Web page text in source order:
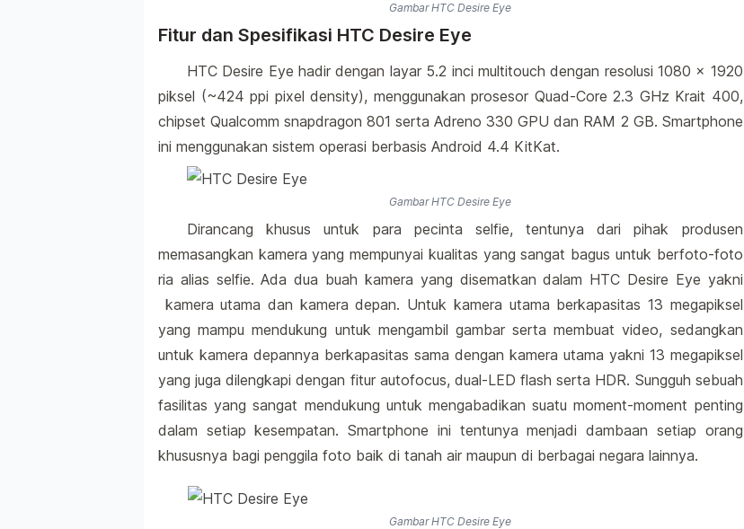
Gambar HTC Desire Eye
Fitur dan Spesifikasi HTC Desire Eye
HTC Desire Eye hadir dengan layar 5.2 inci multitouch dengan resolusi 1080 x 1920
piksel (~424 ppi pixel density), menggunakan prosesor Quad-Core 2.3 GHz Krait 400,
chipset Qualcomm snapdragon 801 serta Adreno 330 GPU dan RAM 2 GB. Smartphone
ini menggunakan sistem operasi berbasis Android 4.4 KitKat.
Gambar HTC Desire Eye
Dirancang khusus untuk para pecinta selfie, tentunya dari pihak produsen
memasangkan kamera yang mempunyai kualitas yang sangat bagus untuk berfoto-foto
ria alias selfie. Ada dua buah kamera yang disematkan dalam HTC Desire Eye yakni
kamera utama dan kamera depan. Untuk kamera utama berkapasitas 13 megapiksel
yang mampu mendukung untuk mengambil gambar serta membuat video, sedangkan
untuk kamera depannya berkapasitas sama dengan kamera utama yakni 13 megapiksel
yang juga dilengkapi dengan fitur autofocus, dual-LED flash serta HDR. Sungguh sebuah
fasilitas yang sangat mendukung untuk mengabadikan suatu moment-moment penting
dalam setiap kesempatan. Smartphone ini tentunya menjadi dambaan setiap orang
khususnya bagi penggila foto baik di tanah air maupun di berbagai negara lainnya.
Gambar HTC Desire Eye